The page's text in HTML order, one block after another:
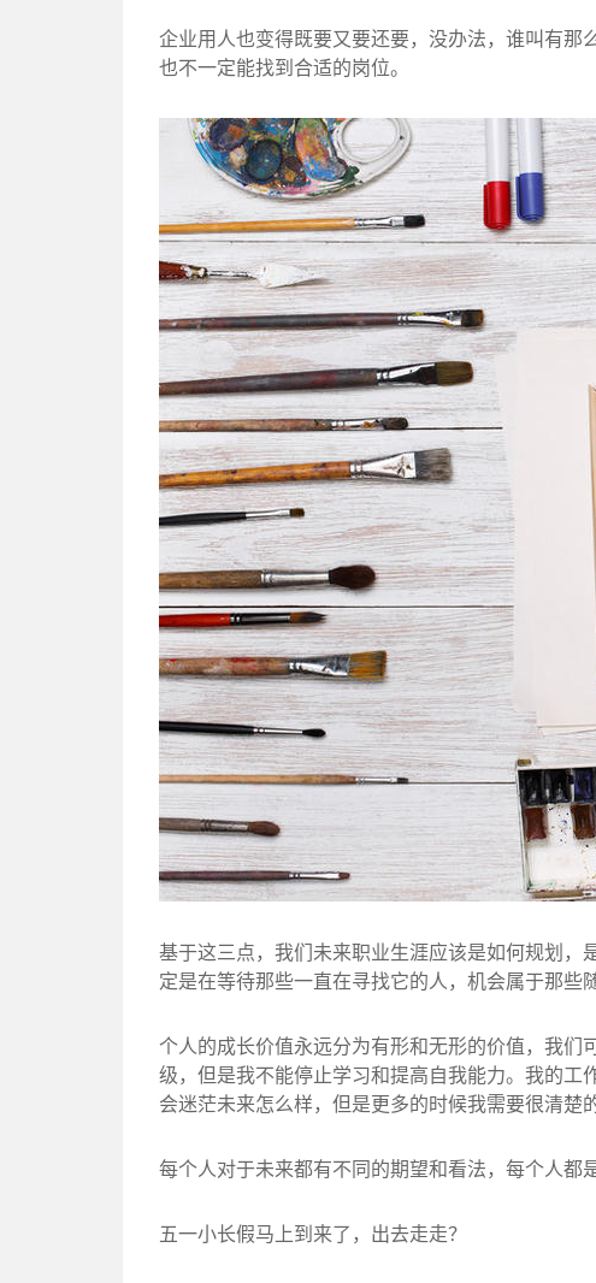
企业用人也变得既要又要还要，没办法，谁叫有
也不一定能找到合适的岗位。
基于这三点，我们未来职业生涯应该是如何规划
定是在等待那些一直在寻找它的人，机会属于那些
个人的成长价值永远分为有形和无形的价值，我
级，但是我不能停止学习和提高自我能力。我的
会迷茫未来怎么样，但是更多的时候我需要很清楚
每个人对于未来都有不同的期望和看法，每个人都
五一小长假马上到来了，出去走走？